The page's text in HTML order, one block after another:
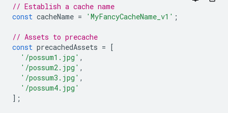
// Establish a cache name
const cacheName = 'MyFancyCacheName_v1' ;
// Assets to precache
const precachedAssets =
[
'/possum1.jpg' ,
'/possum2.jpg' ,
'/possum3.jpg' ,
'/possum4.jpg'
];